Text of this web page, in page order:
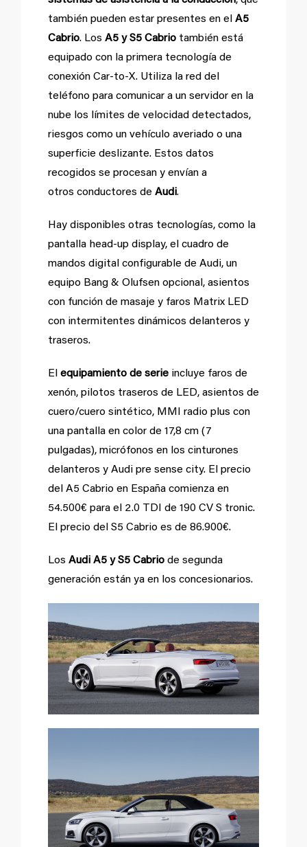
también pueden estar presentes en el A5
Cabrio. Los A5 y S5 Cabrio también está
equipado con la primera tecnología de
conexión Car-to-X. Utiliza la red del
teléfono para comunicar a un servidor en la
nube los límites de velocidad detectados,
riesgos como un vehículo averiado o una
superficie deslizante. Estos datos
recogidos se procesan y envían a
otros conductores de Audi.
Hay disponibles otras tecnologías, como la
pantalla head-up display, el cuadro de
mandos digital configurable de Audi, un
equipo Bang & Olufsen opcional, asientos
con función de masaje y faros Matrix LED
con intermitentes dinámicos delanteros y
traseros.
El equipamiento de serie incluye faros de
xenón, pilotos traseros de LED, asientos de
cuero/cuero sintético, MMI radio plus con
una pantalla en color de 17,8 cm (7
pulgadas), micrófonos en los cinturones
delanteros y Audi pre sense city. El precio
del A5 Cabrio en España comienza en
54.500€ para el 2.0 TDI de 190 CV S tronic.
El precio del S5 Cabrio es de 86.900€.
Los Audi A5 y S5 Cabrio de segunda
generación están ya en los concesionarios.